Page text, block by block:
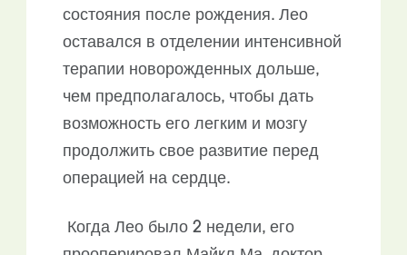
состояния после рождения. Лео
оставался в отделении интенсивной
терапии новорожденных дольше,
чем предполагалось, чтобы дать
возможность его легким и мозгу
продолжить свое развитие перед
операцией на сердце.
Когда Лео было 2 недели, его